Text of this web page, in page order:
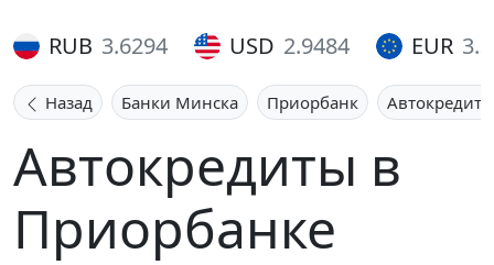
RUB 3.6294 USD 2.9484 EUR
Назад Банки Минска Приорбанк Автокредиты
Автокредиты в
Приорбанке